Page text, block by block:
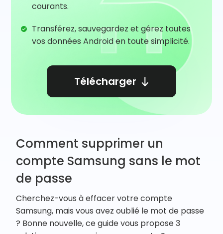
courants.
Transférez, sauvegardez et gérez toutes
vos données Android en toute simplicité.
Télécharger
Comment supprimer un
compte Samsung sans le mot
de passe
Cherchez-vous à effacer votre compte
Samsung, mais vous avez oublié le mot de passe
? Bonne nouvelle, ce guide vous propose 3